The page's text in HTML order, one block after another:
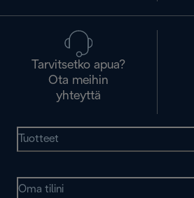
Tarvitsetko apua?
Ota meihin
yhteyttä
Tuotteet
Oma tilini